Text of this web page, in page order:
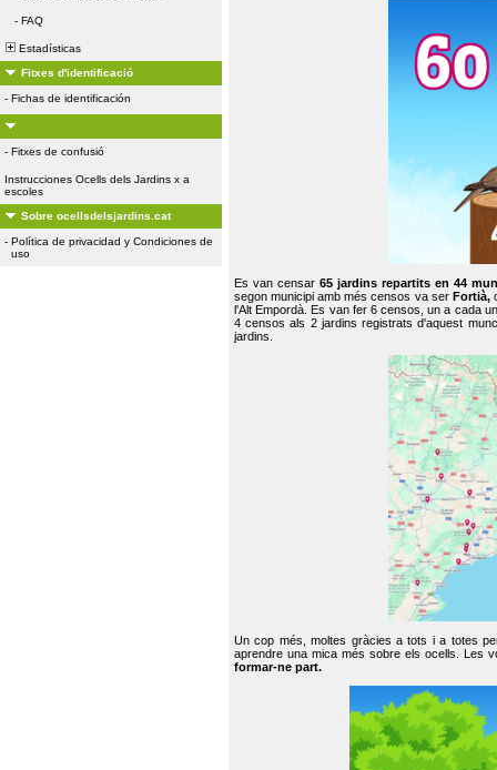
- FAQ
Estadísticas
Fitxes d'identificació
- Fichas de identificación
- Fitxes de confusió
Instrucciones Ocells dels Jardins x a
escoles
Sobre ocellsdelsjardins.cat
- Política de privacidad y Condiciones de
uso
Es van censar65 jardins repartits en 44
segon municipi amb més censos va ser Fortià,
l'Alt Empordà. Es van fer 6 censos, un a cada
4 censos als 2 jardins registrats d'aquest
jardins.
Un cop més, moltes gràcies a tots i a totes
aprendre una mica més sobre els ocells. Les
formar-ne part.